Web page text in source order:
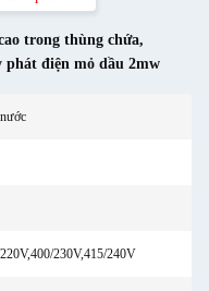
trong thùng chứa,
phát điện mỏ dầu 2mw
230V,415/240V